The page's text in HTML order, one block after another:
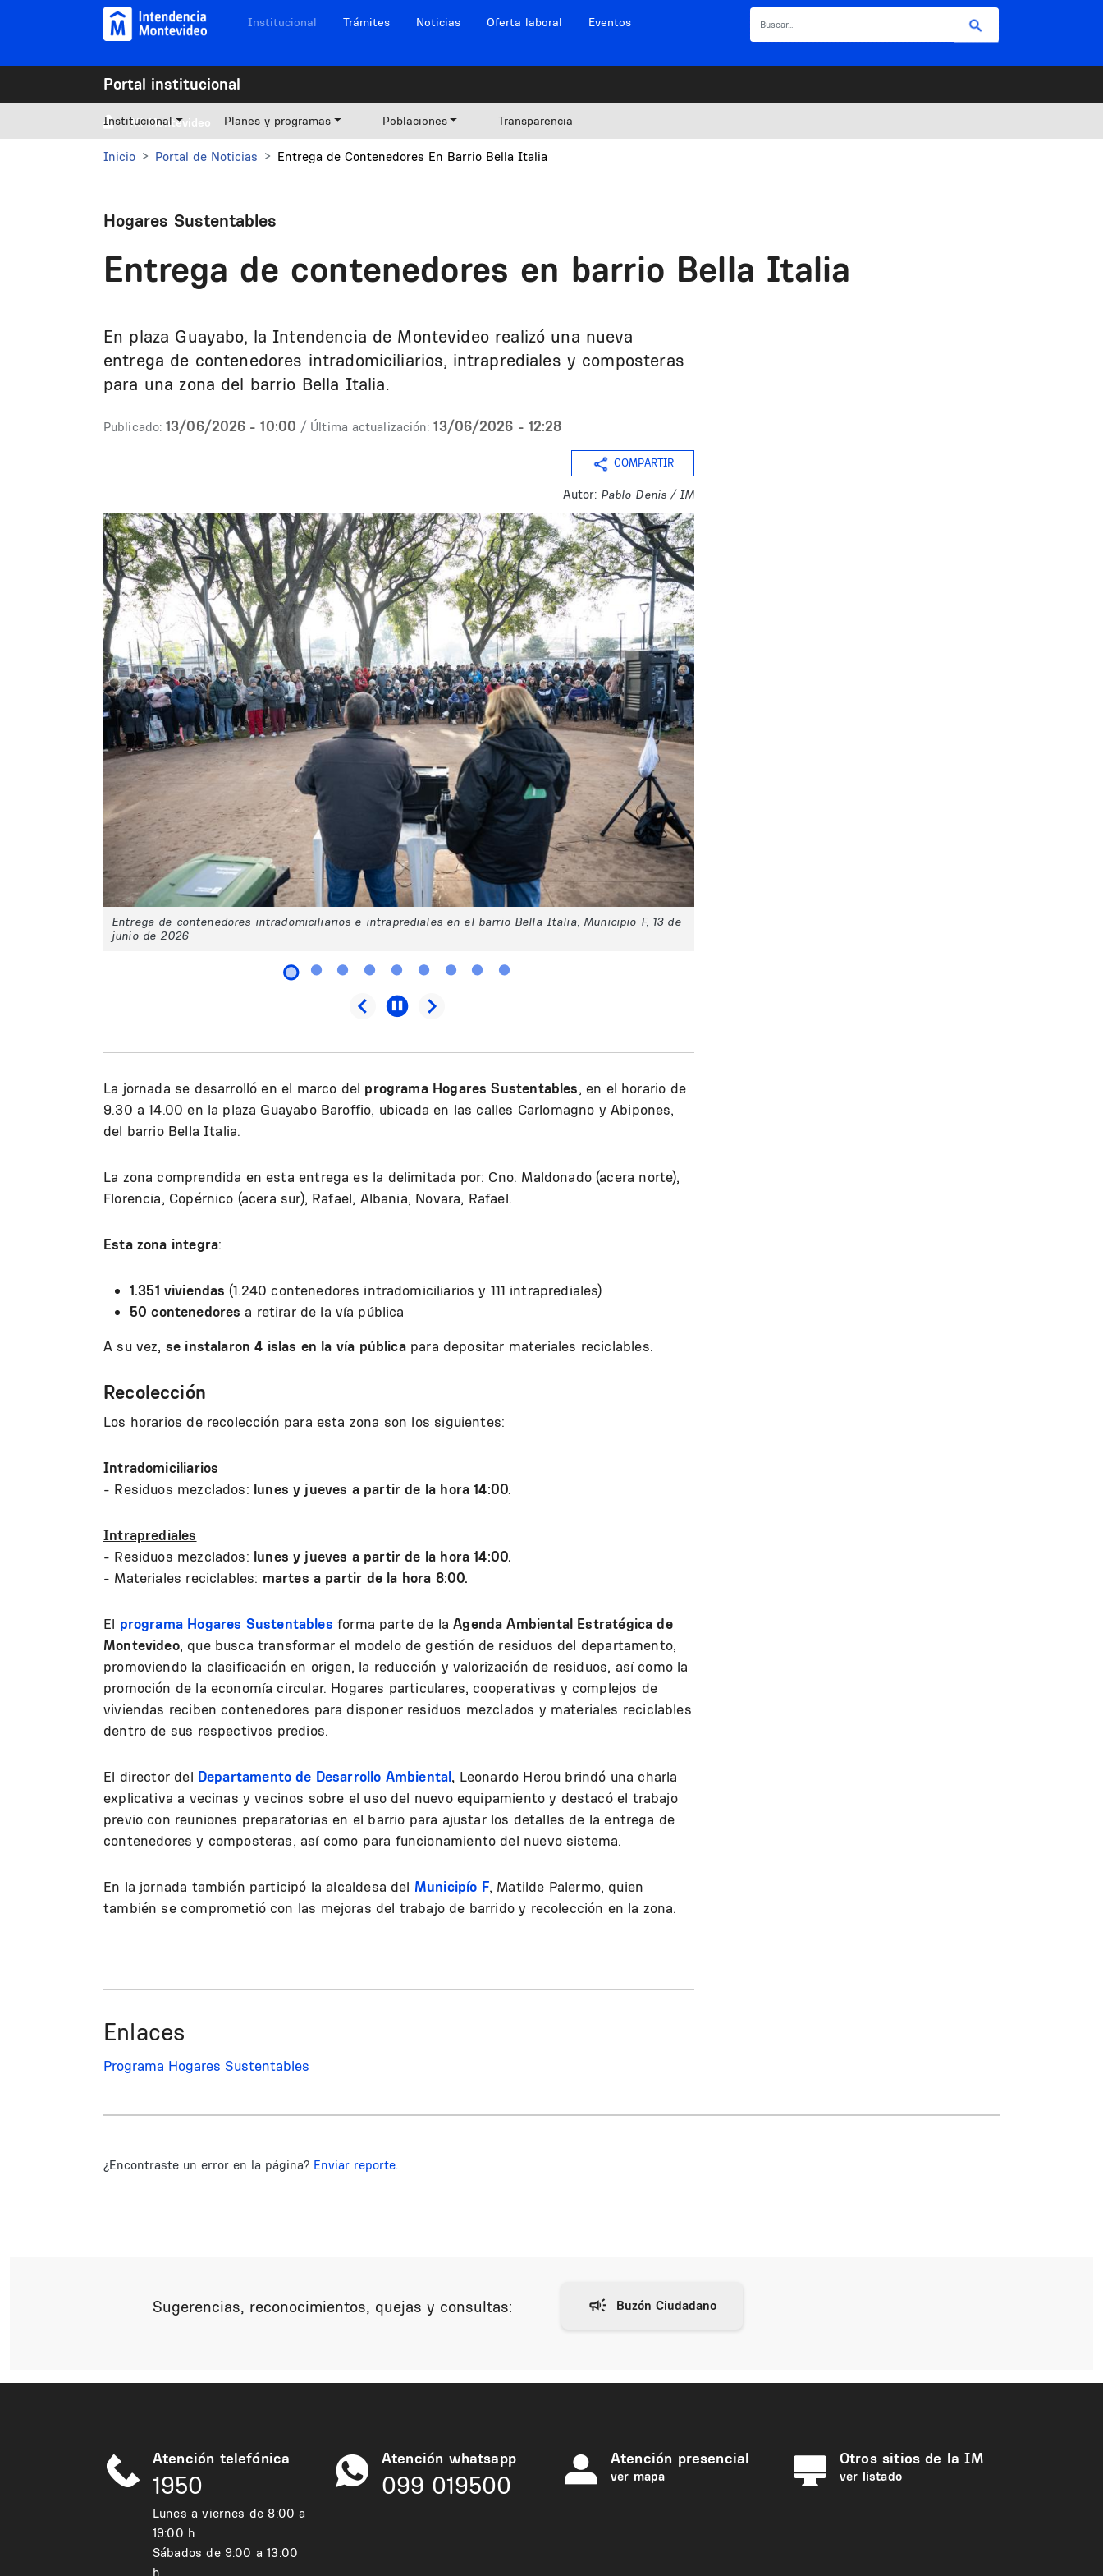
Pasar al contenido principal Navegación sitios
Institucional Trámites Noticias Oferta laboral Eventos
Portal institucional
Mi Montevideo
Institucional Planes y programas Poblaciones Transparencia
Inicio Portal de Noticias Entrega de Contenedores En Barrio Bella Italia
Hogares Sustentables
Entrega de contenedores en barrio Bella Italia
En plaza Guayabo, la Intendencia de Montevideo realizó una nueva
entrega de contenedores intradomiciliarios, intraprediales y composteras
para una zona del barrio Bella Italia.
Publicado: 13/06/2026 - 10:00 / Última actualización: 13/06/2026 - 12:28
COMPARTIR
Autor: Pablo Denis / IM
Entrega de contenedores intradomiciliarios e intraprediales en el barrio Bella Italia, Municipio F, 13 de
junio de 2026
La jornada se desarrolló en el marco del programa Hogares Sustentables, en el horario de
9.30 a 14.00 en la plaza Guayabo Baroffio, ubicada en las calles Carlomagno y Abipones,
del barrio Bella Italia.
La zona comprendida en esta entrega es la delimitada por: Cno. Maldonado (acera norte),
Florencia, Copérnico (acera sur), Rafael, Albania, Novara, Rafael.
Esta zona integra:
1.351 viviendas (1.240 contenedores intradomiciliarios y 111 intraprediales)
50 contenedores a retirar de la vía pública
A su vez, se instalaron 4 islas en la vía públicapara depositar materiales reciclables.
Recolección
Los horarios de recolección para esta zona son los siguientes:
Intradomiciliarios
- Residuos mezclados: lunes y jueves a partir de la hora 14:00.
Intraprediales
- Residuos mezclados: lunes y jueves a partir de la hora 14:00.
- Materiales reciclables: martes a partir de la hora 8:00.
El programa Hogares Sustentables forma parte de laAgenda Ambiental Estratégica de
Montevideo, que busca transformar el modelo de gestión de residuos del departamento,
promoviendo la clasificación en origen, la reducción y valorización de residuos, así como la
promoción de la economía circular. Hogares particulares, cooperativas y complejos de
viviendas reciben contenedores para disponer residuos mezclados y materiales reciclables
dentro de sus respectivos predios.
El director del Departamento de Desarrollo Ambiental, Leonardo Herou brindó una charla
explicativa a vecinas y vecinos sobre el uso del nuevo equipamiento y destacó el trabajo
previo con reuniones preparatorias en el barrio para ajustar los detalles de la entrega de
contenedores y composteras, así como para funcionamiento del nuevo sistema.
En la jornada también participó la alcaldesa del Municipío F, Matilde Palermo, quien
también se comprometió con las mejoras del trabajo de barrido y recolección en la zona.
Enlaces
Programa Hogares Sustentables
¿Encontraste un error en la página? Enviar reporte.
Sugerencias, reconocimientos, quejas y consultas:
Atención telefónica
1950
Lunes a viernes de 8:00 a
19:00 h
Sábados de 9:00 a 13:00
h
Atención whatsapp
099 019500
Atención presencial
ver mapa
Otros sitios de la IM
ver listado